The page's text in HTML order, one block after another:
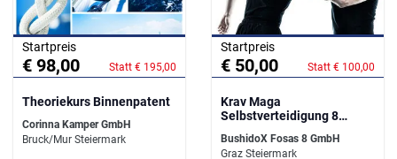
Startpreis
€ 98,00 Statt € 195,00
Theoriekurs Binnenpatent
Corinna Kamper GmbH
Bruck/Mur Steiermark
Startpreis
€ 50,00 Statt € 100,00
Krav Maga
Selbstverteidigung 8
BushidoX Fosas 8 GmbH
Graz Steiermark